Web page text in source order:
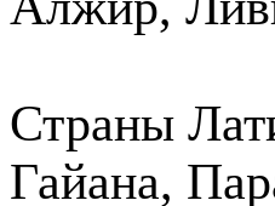
Страны
Гайана,